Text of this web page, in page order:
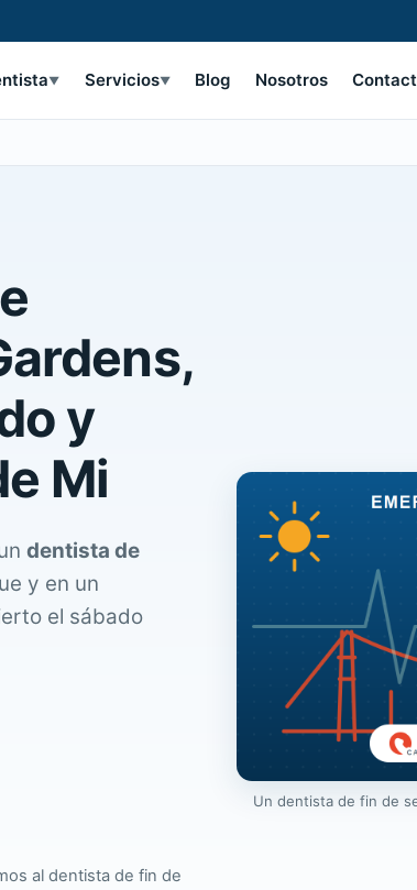
▼ Servicios▼ Blog Nosotros
y
Mi
dentista de
y en un
el sábado
al dentista de fin de
Un dentista de fin de